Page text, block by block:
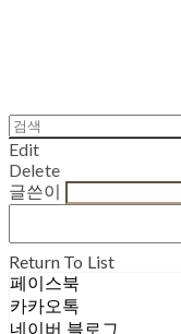
Edit
Delete
글쓴이
Return To List
페이스북
카카오톡
네이버 블로그